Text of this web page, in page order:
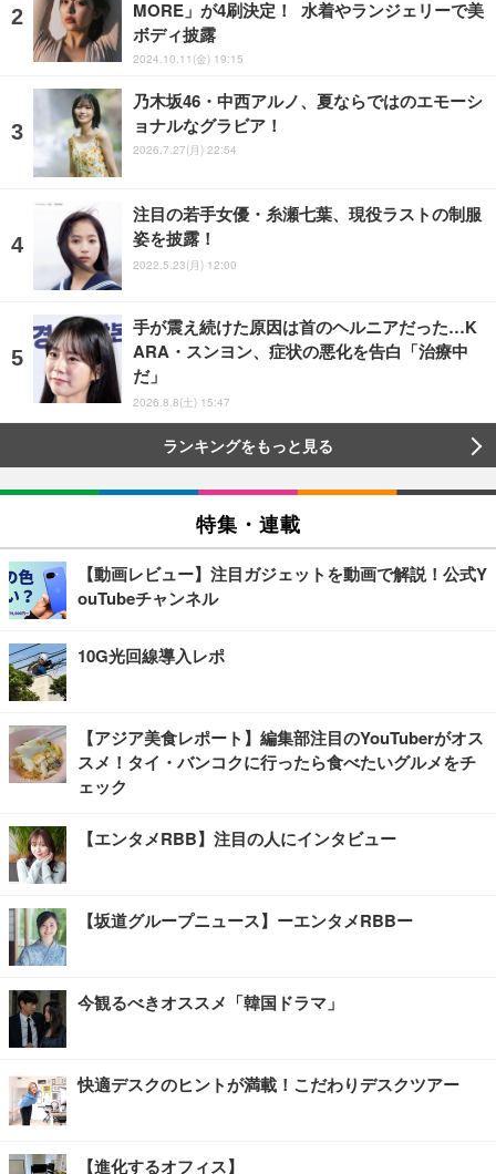
MORE」が4刷決定！ 水着やランジェリーで美
ボディ披露
2024.10.11(金) 19:15
乃木坂46・中西アルノ、夏ならではのエモーシ
ョナルなグラビア！
2026.7.27(月) 22:54
注目の若手女優・糸瀬七葉、現役ラストの制服
姿を披露！
2022.5.23(月) 12:00
手が震え続けた原因は首のヘルニアだった…K
ARA・スンヨン、症状の悪化を告白「治療中
だ」
2026.8.8(土) 15:47
ランキングをもっと見る
特集・連載
【動画レビュー】注目ガジェットを動画で解説！公式Y
ouTubeチャンネル
10G光回線導入レポ
【アジア美食レポート】編集部注目のYouTuberがオス
スメ！タイ・バンコクに行ったら食べたいグルメをチ
ェック
【エンタメRBB】注目の人にインタビュー
【坂道グループニュース】ーエンタメRBBー
今観るべきオススメ「韓国ドラマ」
快適デスクのヒントが満載！こだわりデスクツアー
【進化するオフィス】